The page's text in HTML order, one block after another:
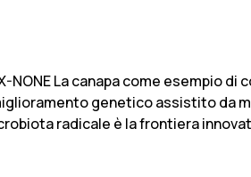
NONE La canapa come esempio
genetico assistito da
radicale è la frontiera